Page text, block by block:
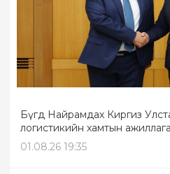
Бүгд Найрамдах Киргиз
логистикийн хамтын
01.08.26 19:35